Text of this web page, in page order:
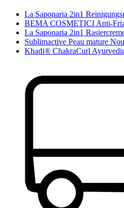
La Saponaria 2in1
BEMA COSMETICI Anti-
La Saponaria 2in1
Sublimactive Peau mature
Khadi® ChakraCurl